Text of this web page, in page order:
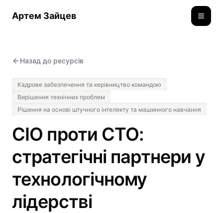
Артем Зайцев
Назад до ресурсів
Кадрове забезпечення та керівництво командою
Вирішення технічних проблем
Рішення на основі штучного інтелекту та машинного навчання
CIO проти CTO:
стратегічні партнери у
технологічному
лідерстві